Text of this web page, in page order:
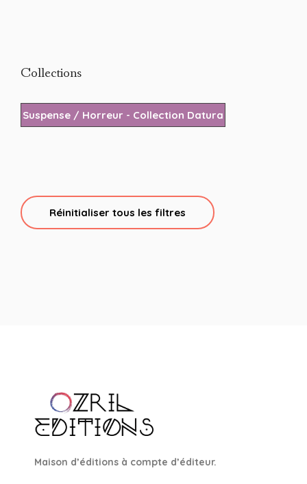
Collections
Suspense / Horreur - Collection Datura
Réinitialiser tous les filtres
Maison d’éditions à compte d’éditeur.